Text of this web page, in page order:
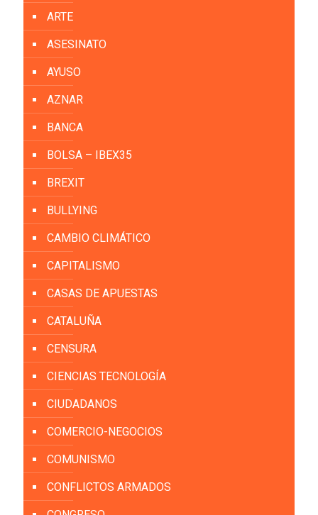
ARTE
ASESINATO
AYUSO
AZNAR
BANCA
BOLSA – IBEX35
BREXIT
BULLYING
CAMBIO CLIMÁTICO
CAPITALISMO
CASAS DE APUESTAS
CATALUÑA
CENSURA
CIENCIAS TECNOLOGÍA
CIUDADANOS
COMERCIO-NEGOCIOS
COMUNISMO
CONFLICTOS ARMADOS